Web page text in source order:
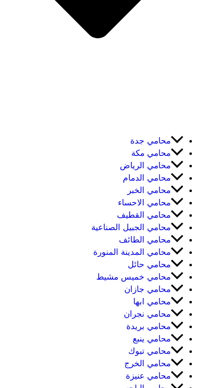
محامي جدة
محامي مكة
محامي الرياض
محامي الدمام
محامي الخبر
محامي الاحساء
محامي القطيف
محامي الجبيل الصناعية
محامي الطائف
محامي المدينة المنورة
محامي حائل
محامي خميس مشيط
محامي جازان
محامي ابها
محامي نجران
محامي بريدة
محامي ينبع
محامي تبوك
محامي الخرج
محامي عنيزة